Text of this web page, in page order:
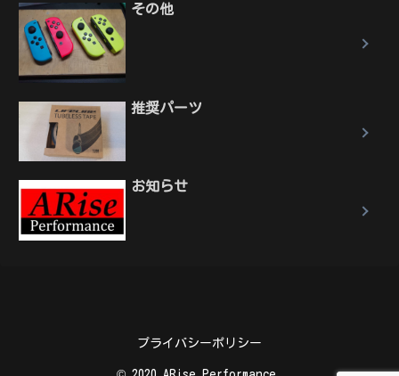
その他
推奨パーツ
お知らせ
プライバシーポリシー